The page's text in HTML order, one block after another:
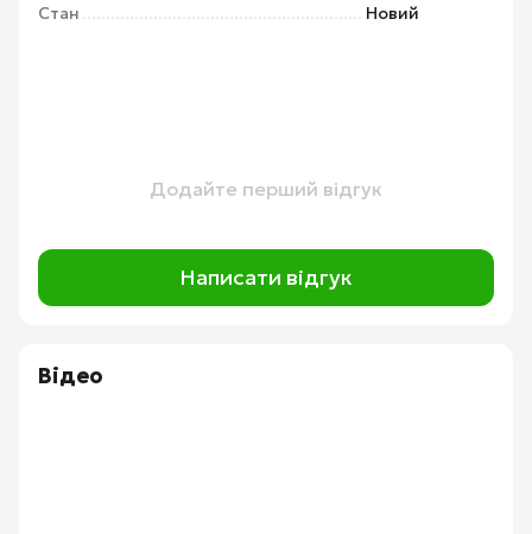
Стан Новий
Додайте перший відгук
Написати відгук
Відео